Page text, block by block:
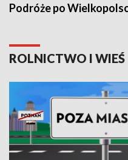
Podróże po
ROLNICTWO I WIEŚ